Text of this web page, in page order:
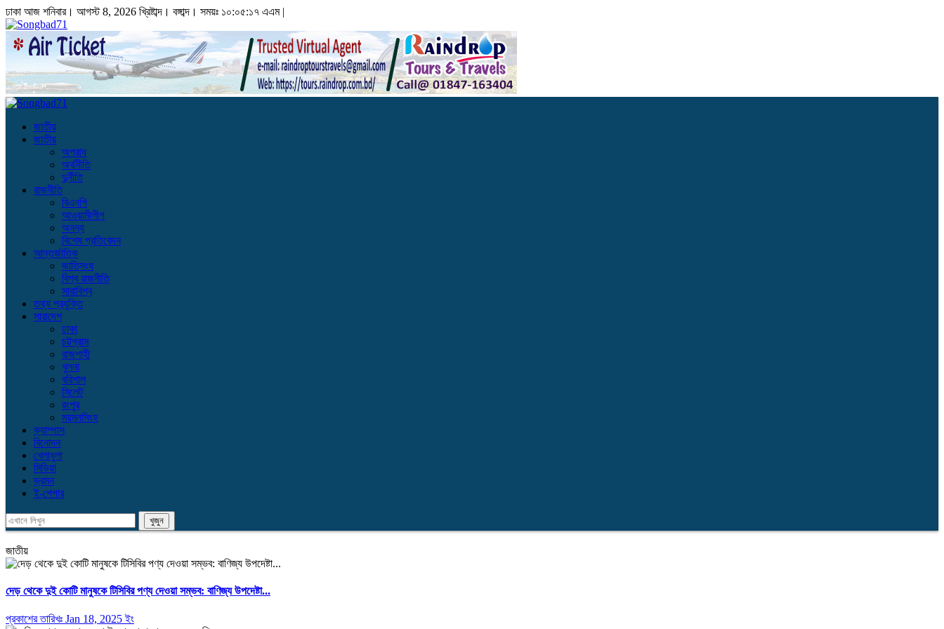
ঢাকা আজ শনিবার। আগস্ট 8, 2026 খ্রিষ্টাব্দ। বঙ্গাব্দ। সময়ঃ ১০:০৫:১৮ এএম|
জাতীয়
জাতীয়
অপরাধ
অর্থনীতি
দুর্নীতি
রাজনীতি
বিএনপি
আওয়ামীলীগ
অনন্য
বিশেষ প্রতিবেদন
আন্তর্জাতিক
জাতিসংঘ
বিশ্ব রাজনীতি
সারাবিশ্ব
তথ্য প্রযুক্তি
সারাদেশ
ঢাকা
চট্টগ্রাম
রাজশাহী
খুলনা
বরিশাল
সিলেট
রংপুর
ময়মনসিংহ
ক্যাম্পাস
বিনোদন
খেলাধুলা
মিডিয়া
ভ্রমন
ই-পেপার
জাতীয়
দেড় থেকে দুই কোটি মানুষকে টিসিবির পণ্য দেওয়া সম্ভব: বাণিজ্য উপদেষ্টা...
প্রকাশের তারিখঃ Jan 18, 2025 ইং